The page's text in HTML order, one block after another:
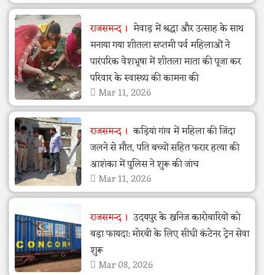
राजसमन्द
मेवाड़ में श्रद्धा और उत्साह के साथ
मनाया गया शीतला सप्तमी पर्व महिलाओं ने
पारंपरिक वेशभूषा में शीतला माता की पूजा कर
परिवार के स्वास्थ्य की कामना की
Mar 11, 2026
राजसमन्द
कड़ियां गांव में महिला की जिंदा
जलने से मौत, पति बच्चों सहित फरार हत्या की
आशंका में पुलिस ने शुरू की जांच
Mar 11, 2026
राजसमन्द
उदयपुर के खनिज कारोबारियों को
बड़ा फायदा: मोरबी के लिए सीधी कंटेनर ट्रेन सेवा
शुरू
Mar 08, 2026